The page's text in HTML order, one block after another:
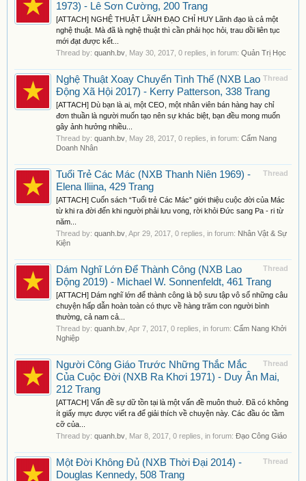
1973) - Lê Sơn Cường, 200 Trang
[ATTACH] NGHỆ THUẬT LÃNH ĐẠO CHỈ HUY Lãnh đạo là cả một
nghệ thuật. Mà đã là nghệ thuật thì cần phải học hỏi, trau dồi liên tục
mới đạt được kết...
Thread by: quanh.bv May 30, 2017 , 0 replies, in forum: Quản Trị Học
Thread
Nghệ Thuật Xoay Chuyển Tình Thế (NXB Lao
Động Xã Hội 2017) - Kerry Patterson, 338 Trang
[ATTACH] Dù bạn là ai, một CEO, một nhân viên bán hàng hay chỉ
đơn thuần là người muốn tạo nên sự khác biệt, bạn đều mong muốn
gây ảnh hưởng nhiều...
Thread by: quanh.bv May 28, 2017 , 0 replies, in forum: Cẩm Nang
Doanh Nhân
Thread
Tuổi Trẻ Các Mác (NXB Thanh Niên 1969) -
Elena Iliina, 429 Trang
[ATTACH] Cuốn sách “Tuổi trẻ Các Mác” giới thiệu cuộc đời của Mác
từ khi ra đời đến khi người phải lưu vong, rời khỏi Đức sang Pa - ri từ
năm...
Thread by: quanh.bv Apr 29, 2017 , 0 replies, in forum: Nhân Vật & Sự
Kiện
Thread
Dám Nghĩ Lớn Để Thành Công (NXB Lao
Động 2019) - Michael W. Sonnenfeldt, 461 Trang
[ATTACH] Dám nghĩ lớn để thành công là bộ sưu tập vô số những câu
chuyện hấp dẫn hoàn toàn có thực về hàng trăm con người bình
thường, cả nam cả...
Thread by: quanh.bv Apr 7, 2017 , 0 replies, in forum: Cẩm Nang Khởi
Nghiệp
Thread
Người Công Giáo Trước Những Thắc Mắc
Của Cuộc Đời (NXB Ra Khơi 1971) - Duy Ân Mai,
212 Trang
[ATTACH] Vấn đề sự dữ tồn tại là một vấn đề muôn thuở. Đã có không
ít giấy mực được viết ra để giải thích về chuyện này. Các đầu óc tầm
cỡ của...
Thread by: quanh.bv Mar 8, 2017 , 0 replies, in forum: Đạo Công Giáo
Thread
Một Đời Không Đủ (NXB Thời Đại 2014) -
Douglas Kennedy, 508 Trang